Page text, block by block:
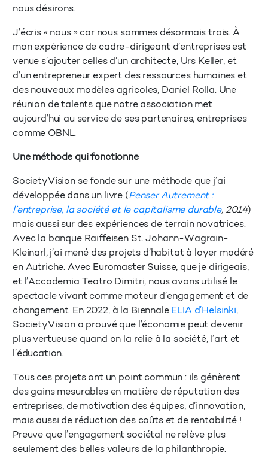
nous désirons.
J’écris « nous » car nous sommes désormais trois. À
mon expérience de cadre-dirigeant d’entreprises est
venue s’ajouter celles d’un architecte, Urs Keller, et
d’un entrepreneur expert des ressources humaines et
des nouveaux modèles agricoles, Daniel Rolla. Une
réunion de talents que notre association met
aujourd’hui au service de ses partenaires, entreprises
comme OBNL.
Une méthode qui fonctionne
SocietyVision se fonde sur une méthode que j’ai
développée dans un livre (Penser Autrement :
l’entreprise, la société et le capitalisme durable, 2014)
mais aussi sur des expériences de terrain novatrices.
Avec la banque Raiffeisen St. Johann-Wagrain-
Kleinarl, j’ai mené des projets d’habitat à loyer modéré
en Autriche. Avec Euromaster Suisse, que je dirigeais,
et l’Accademia Teatro Dimitri, nous avons utilisé le
spectacle vivant comme moteur d’engagement et de
changement. En 2022, à la Biennale ELIA d’Helsinki,
SocietyVision a prouvé que l’économie peut devenir
plus vertueuse quand on la relie à la société, l’art et
l’éducation.
Tous ces projets ont un point commun : ils génèrent
des gains mesurables en matière de réputation des
entreprises, de motivation des équipes, d’innovation,
mais aussi de réduction des coûts et de rentabilité !
Preuve que l’engagement sociétal ne relève plus
seulement des belles valeurs de la philanthropie.